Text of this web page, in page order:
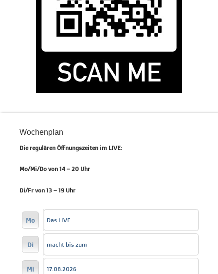
Wochenplan
Die regulären Öffnungszeiten im LIVE:
Mo/Mi/Do von 14 – 20 Uhr
Di/Fr von 13 – 19 Uhr
Mo Das LIVE
Di macht bis zum
Mi 17.08.2026